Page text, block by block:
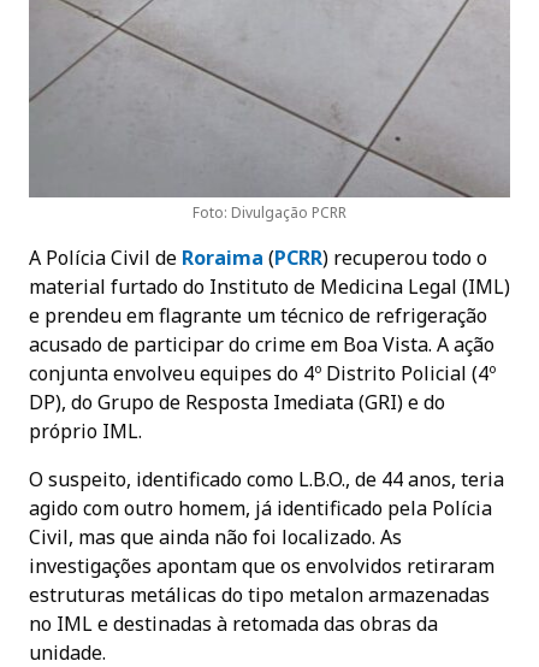
Foto: Divulgação PCRR
A Polícia Civil de Roraima (PCRR) recuperou todo o
material furtado do Instituto de Medicina Legal (IML)
e prendeu em flagrante um técnico de refrigeração
acusado de participar do crime em Boa Vista. A ação
conjunta envolveu equipes do 4º Distrito Policial (4º
DP), do Grupo de Resposta Imediata (GRI) e do
próprio IML.
O suspeito, identificado como L.B.O., de 44 anos, teria
agido com outro homem, já identificado pela Polícia
Civil, mas que ainda não foi localizado. As
investigações apontam que os envolvidos retiraram
estruturas metálicas do tipo metalon armazenadas
no IML e destinadas à retomada das obras da
unidade.